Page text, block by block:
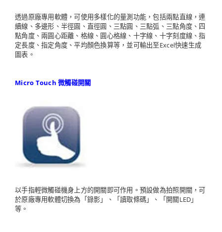
透過原廠專用軟體，可使用多樣化的量測功能，包括兩點直線，連
續線、多邊形、半徑圓、直徑圓、三點圓、三點弧、三點角度、四
點角度、兩圓心距離、格線、圓心格線、十字線、十字刻度線、指
定長度、指定角度、平均顏色換算等，並可輸出至Excel快速生成
圖表。
Micro Touch 微觸碰開關
以手指輕微觸碰機身上方的開關即可作用。預設做為拍照開關，可
於原廠專用軟體切換為「錄影」、「讀取條碼」、「開關LED」
等。